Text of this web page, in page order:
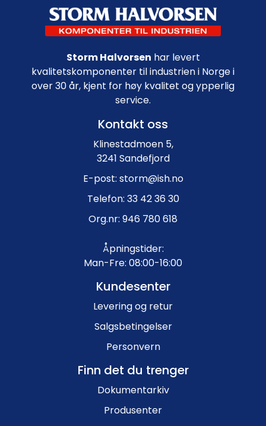
Footer navigation
Storm Halvorsen har levert
kvalitetskomponenter til industrien i Norge i
over 30 år, kjent for høy kvalitet og ypperlig
service.
Kontakt oss
Klinestadmoen 5,
3241 Sandefjord
E-post: storm@ish.no
Telefon: 33 42 36 30
Org.nr: 946 780 618
Åpningstider:
Man-Fre: 08:00-16:00
Kundesenter
Levering og retur
Salgsbetingelser
Personvern
Finn det du trenger
Dokumentarkiv
Produsenter